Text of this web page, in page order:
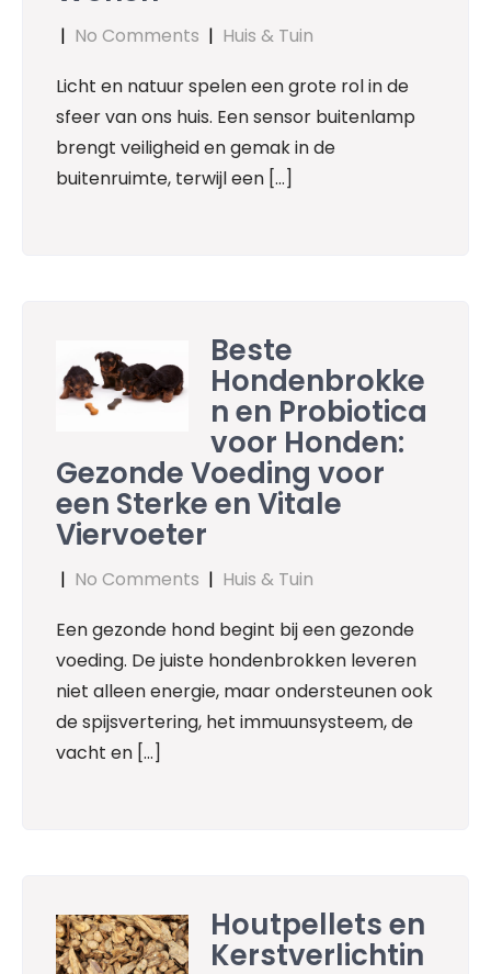
| No Comments | Huis & Tuin
Licht en natuur spelen een grote rol in de
sfeer van ons huis. Een sensor buitenlamp
brengt veiligheid en gemak in de
buitenruimte, terwijl een […]
Beste
Hondenbrokke
n en Probiotica
voor Honden:
Gezonde Voeding voor
een Sterke en Vitale
Viervoeter
| No Comments | Huis & Tuin
Een gezonde hond begint bij een gezonde
voeding. De juiste hondenbrokken leveren
niet alleen energie, maar ondersteunen ook
de spijsvertering, het immuunsysteem, de
vacht en […]
Houtpellets en
Kerstverlichtin